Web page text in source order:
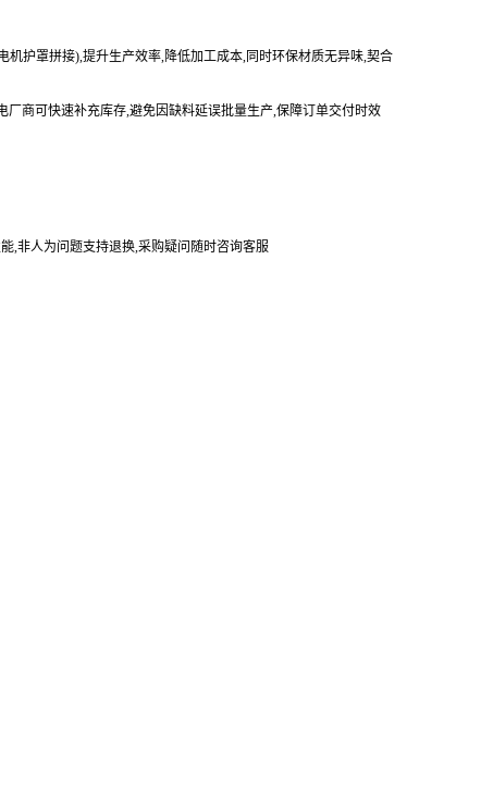
护罩拼接),提升生产效率,降低加工成本,同时环保材质无异味,契合
商可快速补充库存,避免因缺料延误批量生产,保障订单交付时效
,非人为问题支持退换,采购疑问随时咨询客服